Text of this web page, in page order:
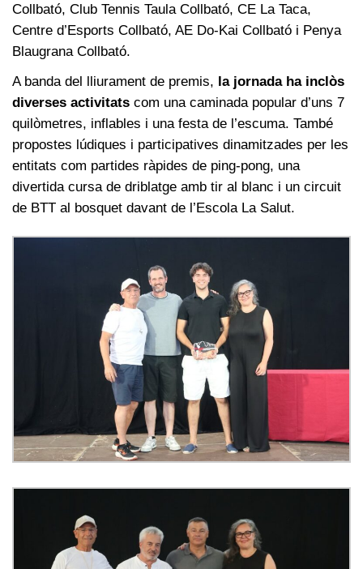
Collbató, Club Tennis Taula Collbató, CE La Taca,
Centre d’Esports Collbató, AE Do-Kai Collbató i Penya
Blaugrana Collbató.
A banda del lliurament de premis, la jornada ha inclòs
diverses activitats com una caminada popular d’uns 7
quilòmetres, inflables i una festa de l’escuma. També
propostes lúdiques i participatives dinamitzades per les
entitats com partides ràpides de ping-pong, una
divertida cursa de driblatge amb tir al blanc i un circuit
de BTT al bosquet davant de l’Escola La Salut.